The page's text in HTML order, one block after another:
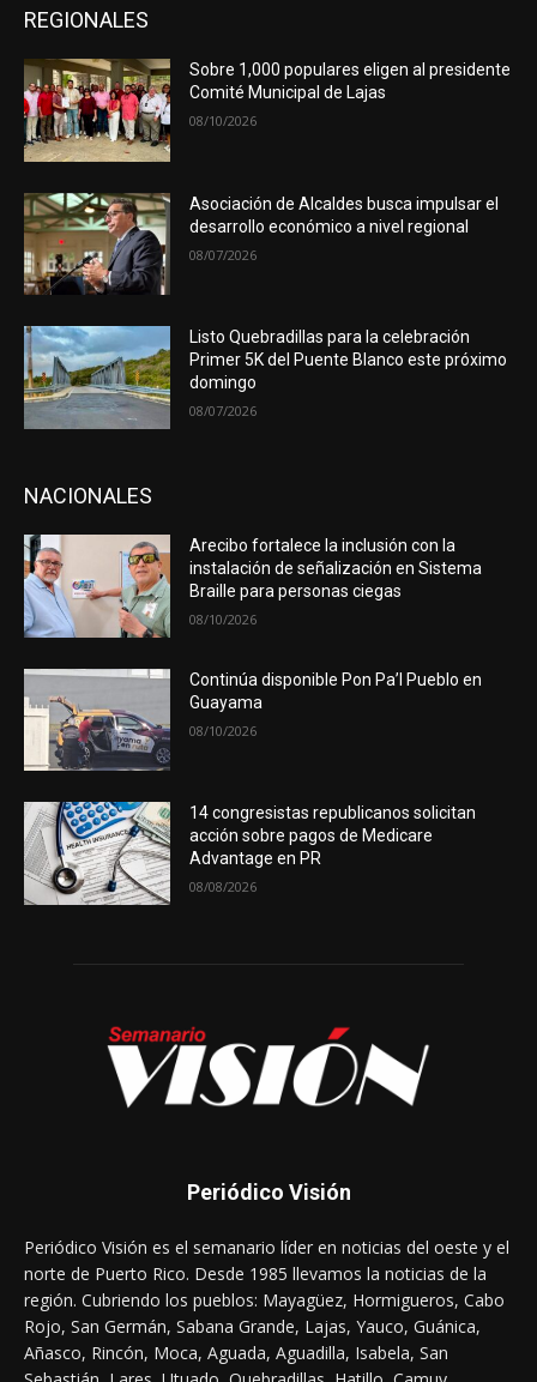
REGIONALES
Sobre 1,000 populares eligen al presidente
Comité Municipal de Lajas
08/10/2026
Asociación de Alcaldes busca impulsar el
desarrollo económico a nivel regional
08/07/2026
Listo Quebradillas para la celebración
Primer 5K del Puente Blanco este próximo
domingo
08/07/2026
NACIONALES
Arecibo fortalece la inclusión con la
instalación de señalización en Sistema
Braille para personas ciegas
08/10/2026
Continúa disponible Pon Pa’l Pueblo en
Guayama
08/10/2026
14 congresistas republicanos solicitan
acción sobre pagos de Medicare
Advantage en PR
08/08/2026
Periódico Visión
Periódico Visión es el semanario líder en noticias del oeste y el
norte de Puerto Rico. Desde 1985 llevamos la noticias de la
región. Cubriendo los pueblos: Mayagüez, Hormigueros, Cabo
Rojo, San Germán, Sabana Grande, Lajas, Yauco, Guánica,
Añasco, Rincón, Moca, Aguada, Aguadilla, Isabela, San